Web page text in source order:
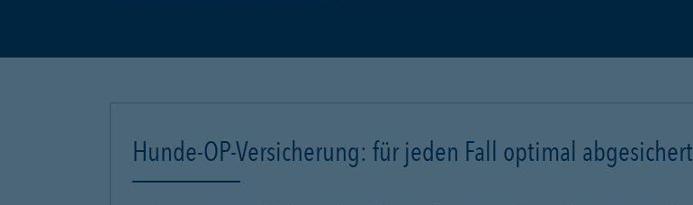
Hunde-OP-Versicherung: für jeden Fall optimal abgesichert